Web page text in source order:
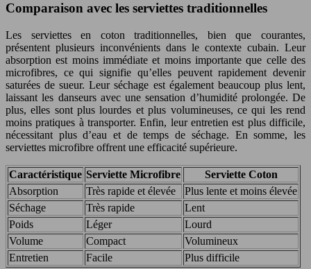
Comparaison avec les serviettes traditionnelles
Les serviettes en coton traditionnelles, bien que courantes,
présentent plusieurs inconvénients dans le contexte cubain. Leur
absorption est moins immédiate et moins importante que celle des
microfibres, ce qui signifie qu’elles peuvent rapidement devenir
saturées de sueur. Leur séchage est également beaucoup plus lent,
laissant les danseurs avec une sensation d’humidité prolongée. De
plus, elles sont plus lourdes et plus volumineuses, ce qui les rend
moins pratiques à transporter. Enfin, leur entretien est plus difficile,
nécessitant plus d’eau et de temps de séchage. En somme, les
serviettes microfibre offrent une efficacité supérieure.
Caractéristique Serviette Microfibre
Serviette Coton
Absorption
Très rapide et élevée
Plus lente et moins élevée
Séchage
Très rapide
Lent
Poids
Léger
Lourd
Volume
Compact
Volumineux
Entretien
Facile Plus difficile